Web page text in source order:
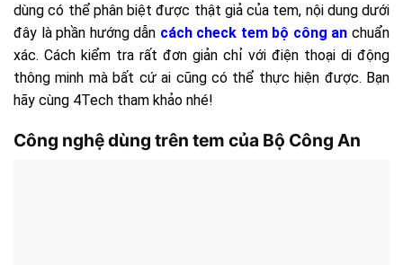
dùng có thể phân biệt được thật giả của tem, nội dung dưới
đây là phần hướng dẫn cách check tem bộ công an chuẩn
xác. Cách kiểm tra rất đơn giản chỉ với điện thoại di động
thông minh mà bất cứ ai cũng có thể thực hiện được. Bạn
hãy cùng 4Tech tham khảo nhé!
Công nghệ dùng trên tem của Bộ Công An